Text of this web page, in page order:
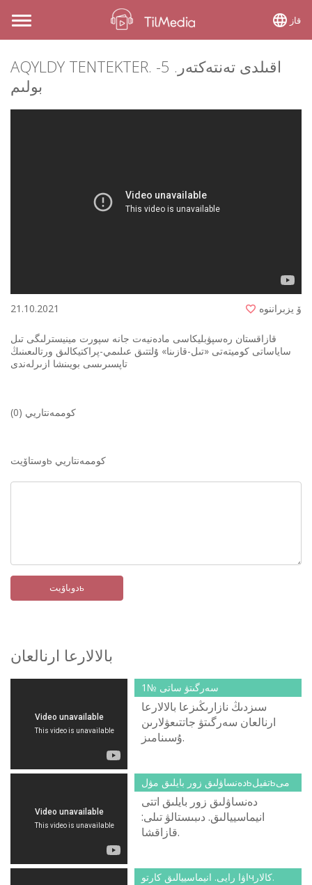
Toggle
navigation
قاز
AQYLDY TENTEKTER. اقىلدى تەنتەكتەر. 5-
بولىم
21.10.2021 ۆ يزبراننوە
قازاقستان رەسپۋبليكاسى مادەنيەت جانە سپورت مينيسترلىگى تىل
ساياساتى كوميتەتى «تىل-قازىنا» ۇلتتىق عىلىمي-پراكتيكالىق ورتالىعىنىڭ
تاپسىرىسى بويىنشا ازىرلەندى
كوممەنتاريي (0)
وستاۆيتь كوممەنتاريي
دوباۆيتь
بالالارعا ارنالعان
سەرگىتۋ ساتى №1
سىزدىڭ نازارىڭىزعا بالالارعا
ارنالعان سەرگىتۋ جاتتىعۋلارىن
ۇسىنامىز.
دەنساۋلىق زور بايلىق مۋلьتفيلьمى
دەنساۋلىق زور بايلىق اتتى
انيماسييالىق. دىبىستالۋ تىلى:
قازاقشا.
اۋا رايى. انيماسييالىق كارتوчكالار.